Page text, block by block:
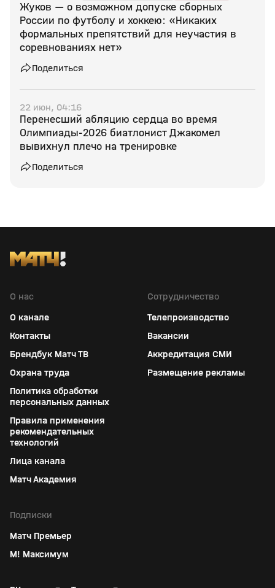
Жуков — о возможном допуске сборных
России по футболу и хоккею: «Никаких
формальных препятствий для неучастия в
соревнованиях нет»
Поделиться
22 июн, 04:16
Перенесший абляцию сердца во время
Олимпиады‑2026 биатлонист Джакомел
вывихнул плечо на тренировке
Поделиться
О нас
О канале
Контакты
Брендбук Матч ТВ
Охрана труда
Политика обработки
персональных данных
Правила применения
рекомендательных
технологий
Лица канала
Матч Академия
Сотрудничество
Телепроизводство
Вакансии
Аккредитация СМИ
Размещение рекламы
Подписки
Матч Премьер
М! Максимум